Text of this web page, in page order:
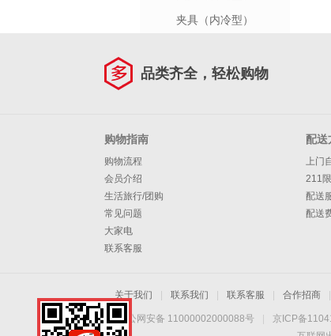
夹具（内冷型）
品类齐全，轻松购物
购物指南
购物流程
会员介绍
生活旅行/团购
常见问题
大家电
联系客服
配送
上门
211
配送
配送
关于我们 联系我们 联系客服 合作招商
京公网安备 11000002000088号 京ICP备